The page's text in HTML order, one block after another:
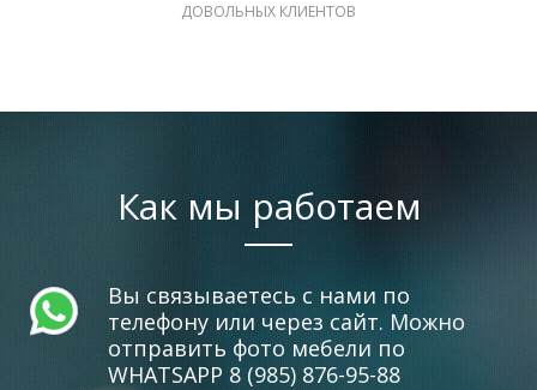
ДОВОЛЬНЫХ КЛИЕНТОВ
Как мы работаем
Вы связываетесь с нами по
телефону или через сайт. Можно
отправить фото мебели по
WHATSAPP 8 (985) 876-95-88